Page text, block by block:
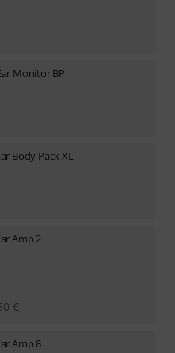
Monitor BP
Body Pack XL
Amp 2
€
Amp 8